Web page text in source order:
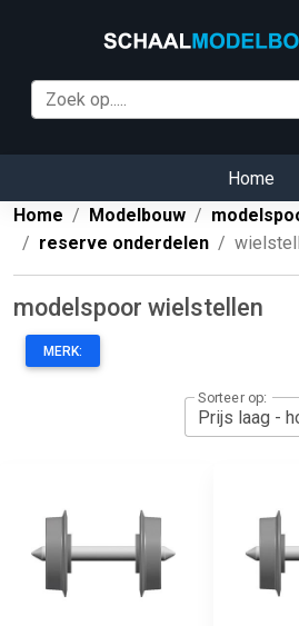
Home
Home
Modelbouw
reserve onderdelen
modelspoor wielstellen
MERK:
Sorteer op: